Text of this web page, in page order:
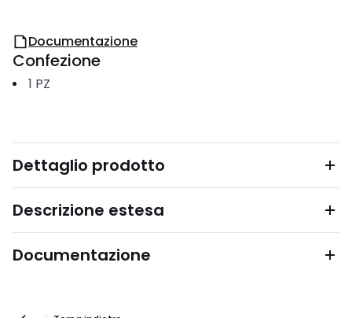
Documentazione
Confezione
1 PZ
Dettaglio prodotto
Descrizione estesa
Documentazione